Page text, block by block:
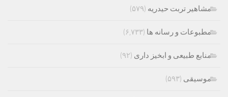
مشاهیر تربت حیدریه (۵۷۹)
مطبوعات و رسانه ها (۶,۷۳۳)
منابع طبیعی و ابخیز داری (۹۲)
موسیقی (۵۹۳)